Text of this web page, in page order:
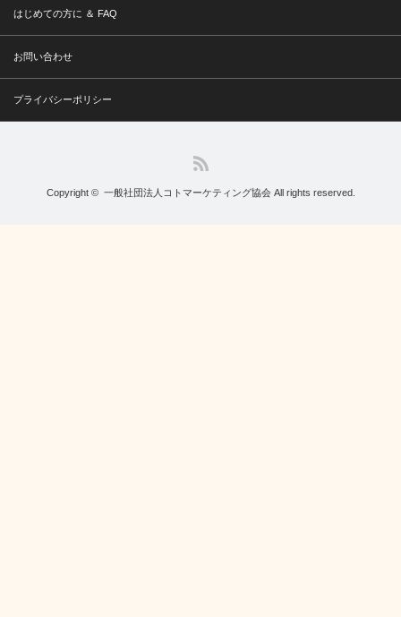
はじめての方に ＆ FAQ
お問い合わせ
プライバシーポリシー
Copyright © 一般社団法人コトマーケティング協会All rights reserved.